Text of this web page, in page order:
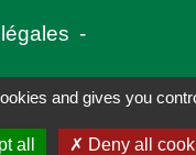
-
confidentialité -
- Gestion des
and gives you
all
Deny all